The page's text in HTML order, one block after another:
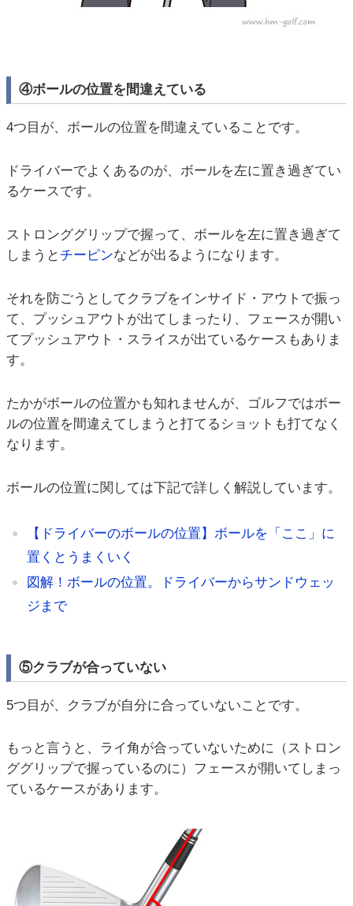
④ボールの位置を間違えている
4つ目が、ボールの位置を間違えていることです。
ドライバーでよくあるのが、ボールを左に置き過ぎてい
るケースです。
ストロンググリップで握って、ボールを左に置き過ぎて
しまうと チーピンなどが出るようになります。
それを防ごうとしてクラブをインサイド・アウトで振っ
て、プッシュアウトが出てしまったり、フェースが開い
てプッシュアウト・スライスが出ているケースもありま
す。
たかがボールの位置かも知れませんが、ゴルフではボー
ルの位置を間違えてしまうと打てるショットも打てなく
なります。
ボールの位置に関しては下記で詳しく解説しています。
【ドライバーのボールの位置】ボールを「ここ」に
置くとうまくいく
図解！ボールの位置。ドライバーからサンドウェッ
ジまで
⑤クラブが合っていない
5つ目が、クラブが自分に合っていないことです。
もっと言うと、ライ角が合っていないために（ストロン
ググリップで握っているのに）フェースが開いてしまっ
ているケースがあります。